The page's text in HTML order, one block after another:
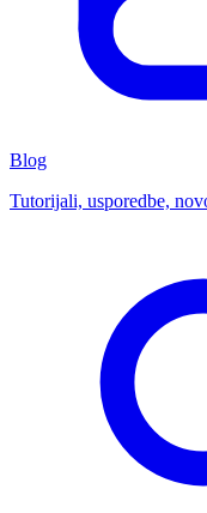
Blog
Tutorijali, usporedbe,